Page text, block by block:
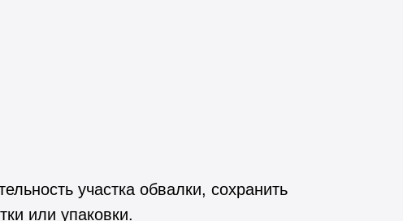
участка обвалки, сохранить
или упаковки.